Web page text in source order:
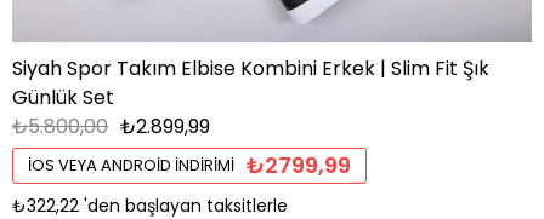
Siyah Spor Takım Elbise Kombini Erkek | Slim Fit Şık
Günlük Set
₺5.800,00 ₺2.899,99
İOS VEYA ANDROID İNDIRIMI ₺2799,99
₺322,22 'den başlayan taksitlerle